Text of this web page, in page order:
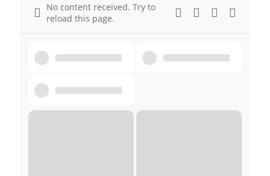
No content received. Try to
reload this page.